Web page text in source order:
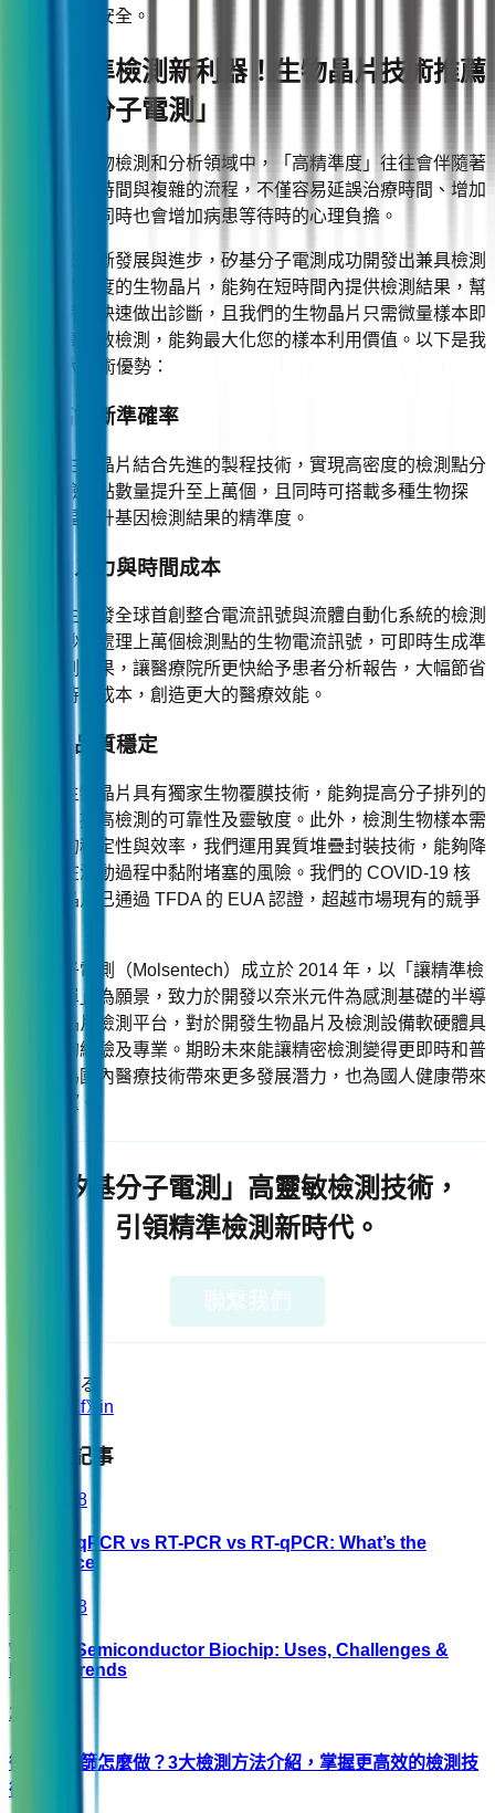
衛生與食品安全。
五、精準檢測新利器！生物晶片技術推薦
「矽基分子電測」
在傳統的生物檢測和分析領域中，「高精準度」往往會伴隨著
漫長的檢測時間與複雜的流程，不僅容易延誤治療時間、增加
檢測成本，同時也會增加病患等待時的心理負擔。
隨著科技不斷發展與進步，矽基分子電測成功開發出兼具檢測
速度與精準度的生物晶片，能夠在短時間內提供檢測結果，幫
助醫療院所快速做出診斷，且我們的生物晶片只需微量樣本即
可做到高靈敏檢測，能夠最大化您的樣本利用價值。以下是我
們的 3 大技術優勢：
✨ 提高診斷準確率
我們的生物晶片結合先進的製程技術，實現高密度的檢測點分
布，將檢測點數量提升至上萬個，且同時可搭載多種生物探
針，大幅提升基因檢測結果的精準度。
✨ 節省人力與時間成本
我們自主開發全球首創整合電流訊號與流體自動化系統的檢測
儀，每秒能處理上萬個檢測點的生物電流訊號，可即時生成準
確的檢測結果，讓醫療院所更快給予患者分析報告，大幅節省
人力與時間成本，創造更大的醫療效能。
✨ 晶片品質穩定
我們的生物晶片具有獨家生物覆膜技術，能夠提高分子排列的
穩定性，提高檢測的可靠性及靈敏度。此外，檢測生物樣本需
要高度的穩定性與效率，我們運用異質堆疊封裝技術，能夠降
低檢體在流動過程中黏附堵塞的風險。我們的 COVID-19 核
酸檢測晶片已通過 TFDA 的 EUA 認證，超越市場現有的競爭
矽基分子電測（Molsentech）成立於 2014 年，以「讓精準檢
測更簡單」為願景，致力於開發以奈米元件為感測基礎的半導
體生物晶片檢測平台，對於開發生物晶片及檢測設備軟硬體具
有豐富的經驗及專業。期盼未來能讓精密檢測變得更即時和普
及化，為國內醫療技術帶來更多發展潛力，也為國人健康帶來
更多希望。
「矽基分子電測」高靈敏檢測技術，
引領精準檢測新時代。
聯繫我們
シェアする
LINEf𝕏 in
最近の記事
2026/7/28
PCR vs qPCR vs RT-PCR vs RT-qPCR: What’s the
Difference
2026/6/28
What is Semiconductor Biochip: Uses, Challenges &
Future Trends
2026/6/3
黴漿菌快篩怎麼做？3大檢測方法介紹，掌握更高效的檢測技
術！